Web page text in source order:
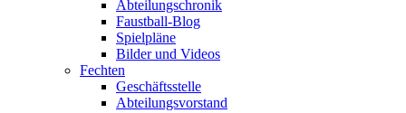
Abteilungschronik
Faustball-Blog
Spielpläne
Bilder und Videos
Fechten
Geschäftsstelle
Abteilungsvorstand